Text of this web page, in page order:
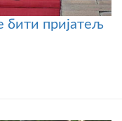
бити пријатељ